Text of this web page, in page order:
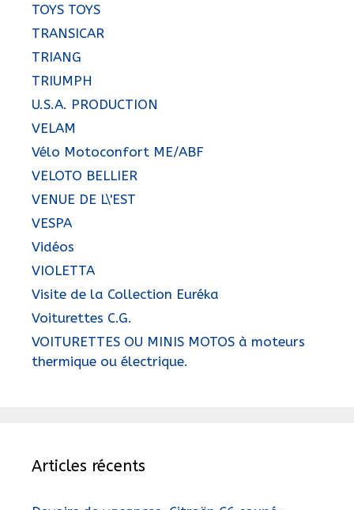
TOYS TOYS
TRANSICAR
TRIANG
TRIUMPH
U.S.A. PRODUCTION
VELAM
Vélo Motoconfort ME/ABF
VELOTO BELLIER
VENUE DE L\'EST
VESPA
Vidéos
VIOLETTA
Visite de la Collection Euréka
Voiturettes C.G.
VOITURETTES OU MINIS MOTOS à moteurs
thermique ou électrique.
Articles récents